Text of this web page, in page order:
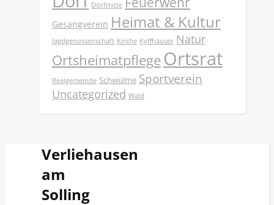
Dorfmitte
Gesangverein Heimat & Kultur
Jagdgenossenschaft Kirche Kyffhäuser Natur
Ortsheimatpflege Ortsrat
Realgemeinde Schwülme Sportverein
Uncategorized Wald
Verliehausen
am
Solling